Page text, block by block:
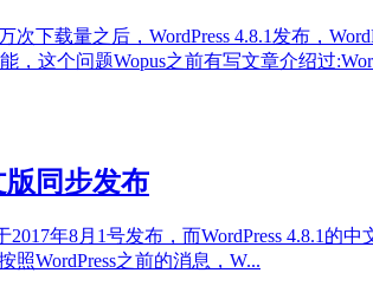
次下载量之后，WordPress 4.8.1发布，
这个问题Wopus之前有写文章介绍过
版同步发布
年8月1号发布，而WordPress 4.8.1的
照WordPress之前的消息，W...